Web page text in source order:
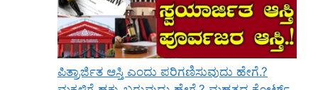
ಪಿತ್ರಾರ್ಜಿತ ಆಸ್ತಿ ಎಂದು ಪರಿಗಣಿಸುವುದು ಹೇಗೆ.?